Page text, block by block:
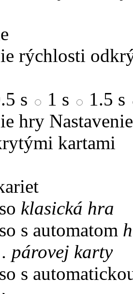
rýchlosti
s 1 s
1.5 s
hry
kartami
klasická hra
s automatom
párovej karty
s